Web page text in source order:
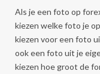
Als je een foto op
kiezen welke foto je
kiezen voor een foto
ook een foto uit je
kiezen hoe groot de